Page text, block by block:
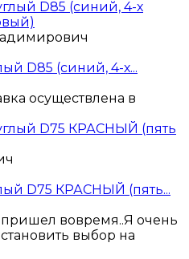
D85 (синий, 4-х...
осуществлена в
D75 КРАСНЫЙ (пять...
вовремя..Я очень
выбор на